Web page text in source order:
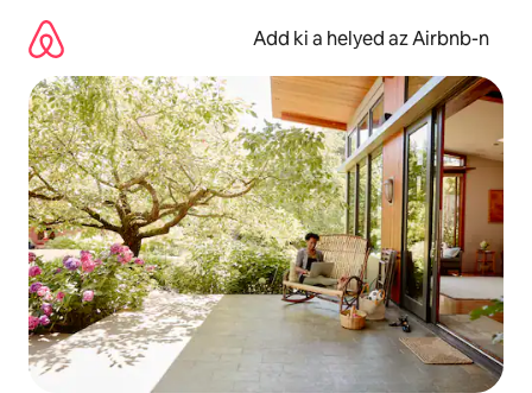
tartalomra
Add ki a helyed az Airbnb-n